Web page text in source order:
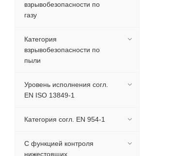
взрывобезопасности по
газу
Категория
взрывобезопасности по
пыли
Уровень исполнения согл.
EN ISO 13849-1
Категория согл. EN 954-1
С функцией контроля
нижестоящих